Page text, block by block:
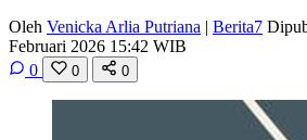
Oleh Venicka Arlia Putriana | Berita7
Februari 2026 15:42 WIB
0
0 0